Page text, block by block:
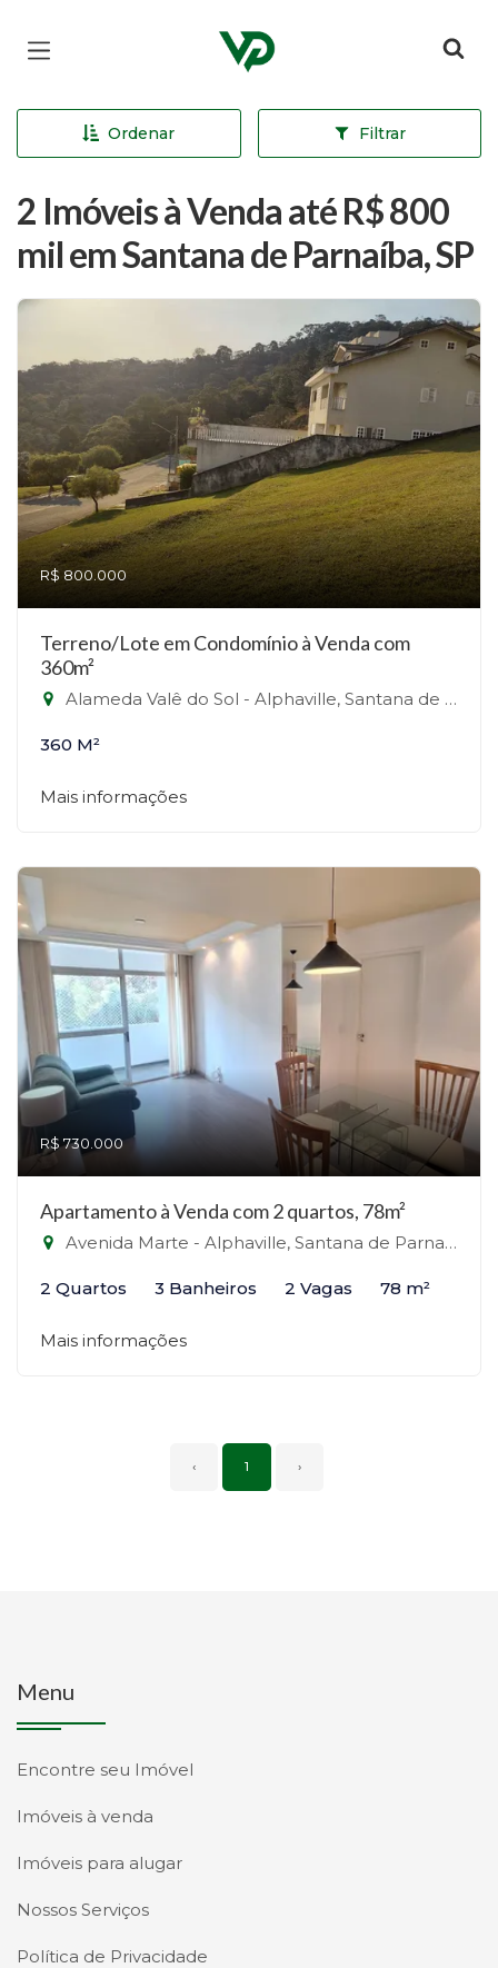
Página inicial
Ordenar Filtrar
2 Imóveis à Venda até R$ 800
mil em Santana de Parnaíba, SP
R$ 800.000
Terreno/Lote em Condomínio à Venda com
360m²
Alameda Valê do Sol - Alphaville, Santana de Parnaíba-SP
360 M²
Mais informações
R$ 730.000
Apartamento à Venda com 2 quartos, 78m²
Avenida Marte - Alphaville, Santana de Parnaíba-SP
2 Quartos 3 Banheiros 2 Vagas 78 m²
Mais informações
‹ 1 ›
Menu
Encontre seu Imóvel
Imóveis à venda
Imóveis para alugar
Nossos Serviços
Política de Privacidade